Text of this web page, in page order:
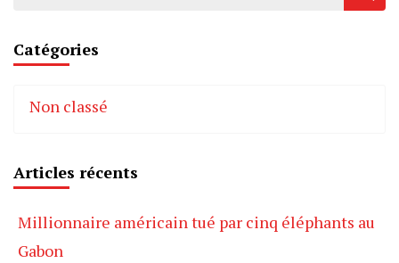
Catégories
Non classé
Articles récents
Millionnaire américain tué par cinq éléphants au
Gabon